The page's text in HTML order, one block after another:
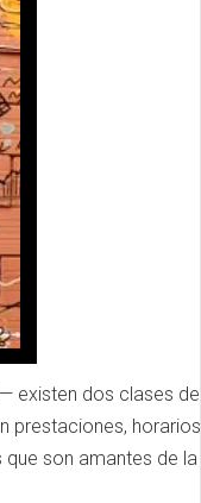
existen dos clases de
prestaciones, horarios
son amantes de la